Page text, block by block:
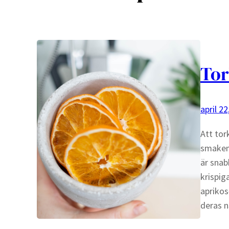
april
Att
är
deras